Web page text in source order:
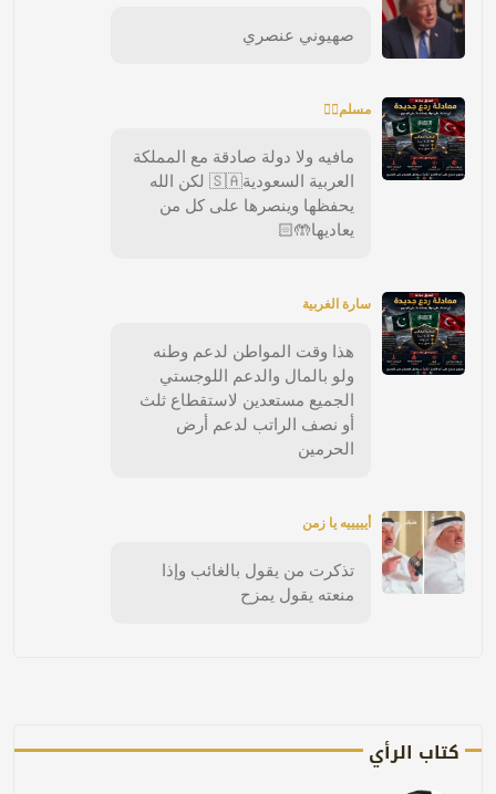
صهيوني عنصري
مسلم☝🏼
مافيه ولا دولة صادقة مع المملكة
العربية السعودية🇸🇦 لكن الله
يحفظها وينصرها على كل من
يعاديها🤲🏻
سارة الغربية
هذا وقت المواطن لدعم وطنه
ولو بالمال والدعم اللوجستي
الجميع مستعدين لاستقطاع ثلث
أو نصف الراتب لدعم أرض
الحرمين
أيييييه يا زمن
تذكرت من يقول بالغائب وإذا
منعته يقول يمزح
كتاب الرأي